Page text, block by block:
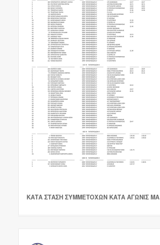
ΚΑΤΑ ΣΤΑΣΗ ΣΥΜΜΕΤΟΧΩΝ ΚΑΤΑ ΑΓΩΝΙΣ ΜΑ